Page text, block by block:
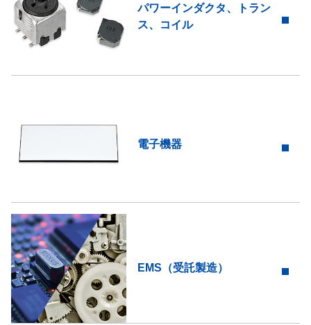
パワーインダクタ、トラン
ス、コイル
電子機器
EMS（受託製造）